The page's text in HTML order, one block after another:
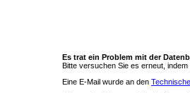
Es trat ein Problem mit der
Bitte versuchen Sie es erneut, indem
Eine E-Mail wurde an den